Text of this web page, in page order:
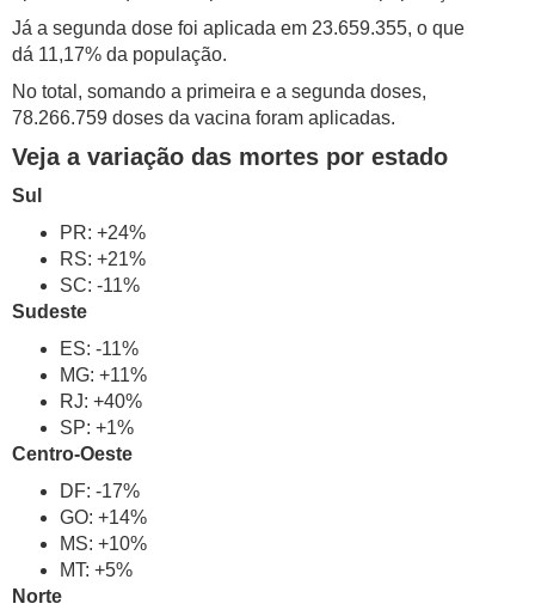
Já a segunda dose foi aplicada em 23.659.355, o que
dá 11,17% da população.
No total, somando a primeira e a segunda doses,
78.266.759 doses da vacina foram aplicadas.
Veja a variação das mortes por estado
Sul
PR: +24%
RS: +21%
SC: -11%
Sudeste
ES: -11%
MG: +11%
RJ: +40%
SP: +1%
Centro-Oeste
DF: -17%
GO: +14%
MS: +10%
MT: +5%
Norte